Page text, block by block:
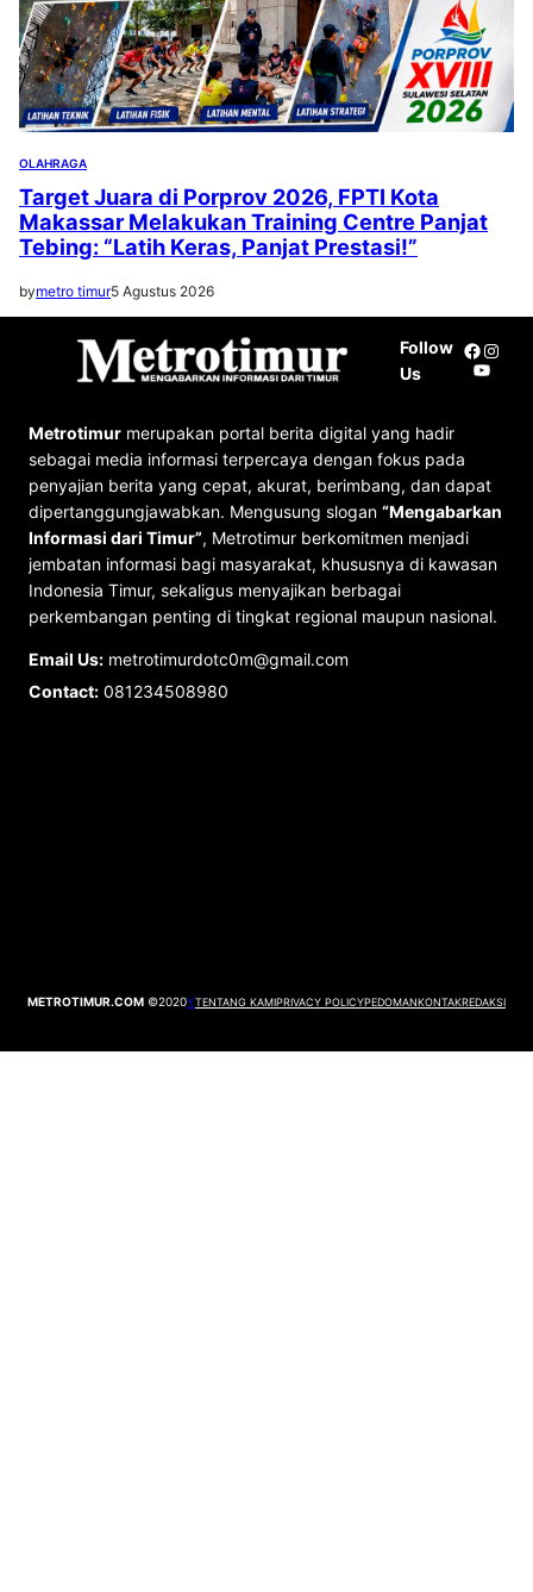
OLAHRAGA
Target Juara di Porprov 2026, FPTI Kota
Makassar Melakukan Training Centre Panjat
Tebing: “Latih Keras, Panjat Prestasi!”
bymetro timur5 Agustus 2026
Follow
Us
Metrotimur merupakan portal berita digital yang hadir
sebagai media informasi terpercaya dengan fokus pada
penyajian berita yang cepat, akurat, berimbang, dan dapat
dipertanggungjawabkan. Mengusung slogan “Mengabarkan
Informasi dari Timur”, Metrotimur berkomitmen menjadi
jembatan informasi bagi masyarakat, khususnya di kawasan
Indonesia Timur, sekaligus menyajikan berbagai
perkembangan penting di tingkat regional maupun nasional.
Email Us: metrotimurdotc0m@gmail.com
Contact: 081234508980
METROTIMUR.COM ©2020YTENTANG KAMIPRIVACY POLICYPEDOMANKONTAKREDAKSI